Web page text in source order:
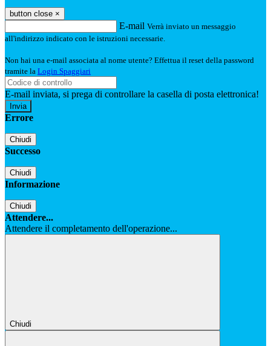
button close ×
E-mail Verrà inviato un messaggio
all'indirizzo indicato con le istruzioni necessarie.
Non hai una e-mail associata al nome utente? Effettua il reset della password
tramite la Login Spaggiari
E-mail inviata, si prega di controllare la casella di posta elettronica!
Errore
Chiudi
Successo
Chiudi
Informazione
Chiudi
Attendere...
Attendere il completamento dell'operazione...
Chiudi